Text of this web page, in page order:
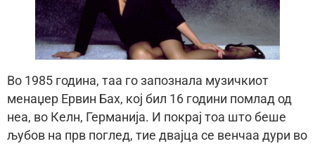
Во 1985 година, таа го запознала музичкиот
менаџер Ервин Бах, кој бил 16 години помлад од
неа, во Келн, Германија. И покрај тоа што беше
љубов на прв поглед, тие двајца се венчаа дури во